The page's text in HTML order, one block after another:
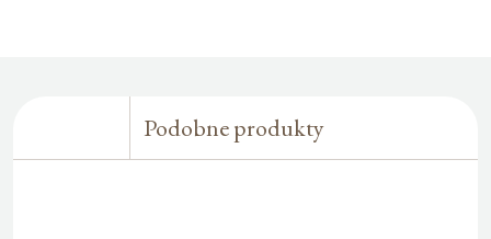
Podobne produkty